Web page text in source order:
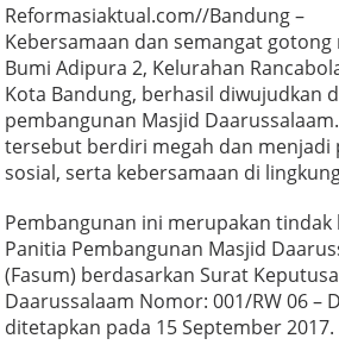
Reformasiaktual.com//Bandung –
Kebersamaan dan semangat
Bumi Adipura 2, Kelurahan
Kota Bandung, berhasil diwujudkan
pembangunan Masjid
tersebut berdiri megah dan menjadi
sosial, serta kebersamaan di
Pembangunan ini merupakan
Panitia Pembangunan Masjid
(Fasum) berdasarkan Surat
Daarussalaam Nomor: 001/RW 06 –
ditetapkan pada 15 September 2017.